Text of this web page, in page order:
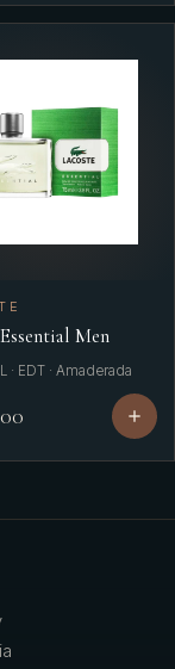
Men
· EDT · Amaderada